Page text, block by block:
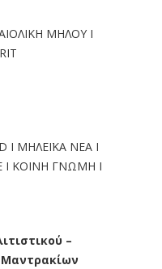
ΜΗΛΟΥ Ι
I ΜΗΛΕΪΚΑ ΝΕΑ Ι
I ΚΟΙΝΗ ΓΝΩΜΗ Ι
–
Μαντρακίων